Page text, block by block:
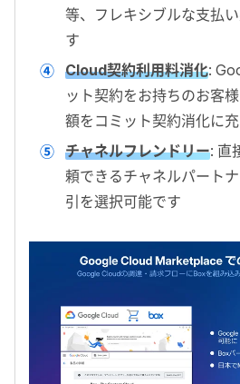
等、フレキシブルな支払
す
Cloud契約利用料消化:
ット契約をお持ちのお客
額をコミット契約消化に
チャネルフレンドリー: 直
頼できるチャネルパート
引を選択可能です